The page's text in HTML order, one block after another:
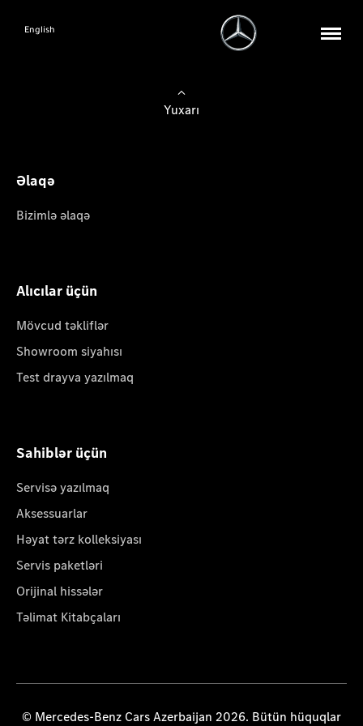
English
Yuxarı
Əlaqə
Bizimlə əlaqə
Alıcılar üçün
Mövcud təkliflər
Showroom siyahısı
Test drayva yazılmaq
Sahiblər üçün
Servisə yazılmaq
Aksessuarlar
Həyat tərz kolleksiyası
Servis paketləri
Orijinal hissələr
Təlimat Kitabçaları
© Mercedes-Benz Cars Azerbaijan 2026. Bütün hüquqlar